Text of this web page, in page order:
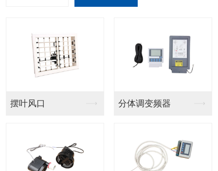
吊挂射流款 吊挂百叶窗款